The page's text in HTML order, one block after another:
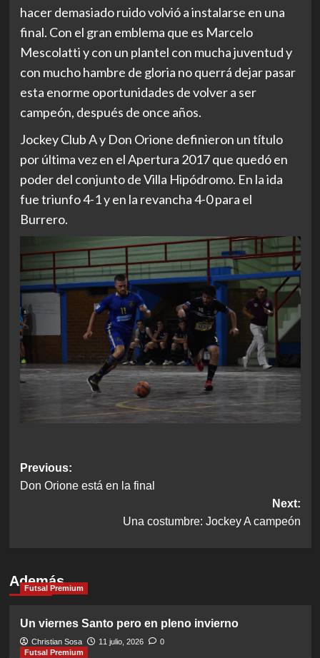
hacer demasiado ruido volvió a instalarse en una
final. Con el gran emblema que es Marcelo
Mescolatti y con un plantel con mucha juventud y
con mucho hambre de gloria no querrá dejar pasar
esta enorme oportunidades de volver a ser
campeón, después de once años.
Jockey Club A y Don Orione definieron un título
por última vez en el Apertura 2017 que quedó en
poder del conjunto de Villa Hipódromo. En la ida
fue triunfo 4-1 y en la revancha 4-0 para el
Burrero.
Post
navigation
Previous:
Don Orione está en la final
Next:
Una costumbre: Jockey A campeón
Además
Futsal Premium
Un viernes Santo pero en pleno invierno
Christian Sosa 11 julio, 2026
0
Futsal Premium